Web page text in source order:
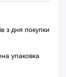
з дня покупки
упаковка